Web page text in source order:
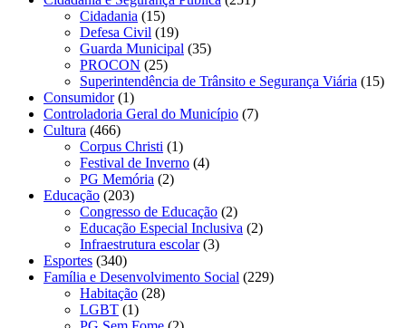
Cidadania (15)
Defesa Civil (19)
Guarda Municipal (35)
PROCON (25)
Superintendência de Trânsito e Segurança Viária (15)
Consumidor(1)
Controladoria Geral do Município (7)
Cultura (466)
Corpus Christi (1)
Festival de Inverno (4)
PG Memória (2)
Educação (203)
Congresso de Educação (2)
Educação Especial Inclusiva (2)
Infraestrutura escolar(3)
Esportes (340)
Família e Desenvolvimento Social (229)
Habitação (28)
LGBT (1)